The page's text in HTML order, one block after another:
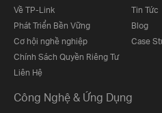
Về TP-Link
Phát Triển Bền Vững
Cơ hội nghề nghiệp
Chính Sách Quyền Riêng Tư
Liên Hệ
Tin Tức
Blog
Case
Công Nghệ & Ứng Dụng